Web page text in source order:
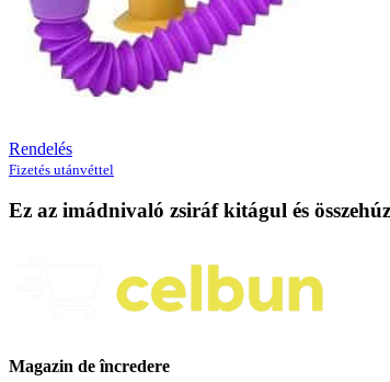
Rendelés
Fizetés utánvéttel
Ez az imádnivaló zsiráf kitágul és
Magazin de încredere